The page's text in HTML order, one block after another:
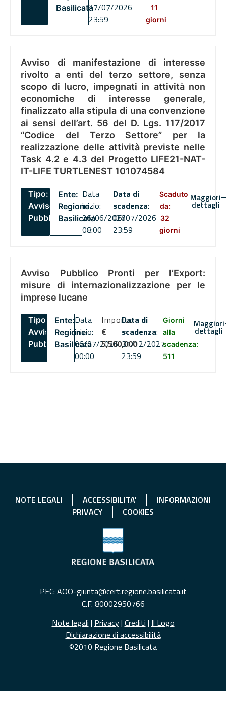
Basilicata27/07/2026
23:59
11
giorni
Avviso di manifestazione di interesse
rivolto a enti del terzo settore, senza
scopo di lucro, impegnati in attività non
economiche di interesse generale,
finalizzato alla stipula di una convenzione
ai sensi dell’art. 56 del D. Lgs. 117/2017
“Codice del Terzo Settore” per la
realizzazione delle attività previste nelle
Task 4.2 e 4.3 del Progetto LIFE21-NAT-
IT-LIFE TURTLENEST 101074584
Tipo:
Avviso
Pubblico
Ente:
Regione
Basilicata
Data
inizio:
26/06/2026
08:00
Data di
scadenza:
06/07/2026
23:59
Scaduto
da:
32
giorni
Maggiori
dettagli
Avviso Pubblico Pronti per l’Export:
misure di internazionalizzazione per le
imprese lucane
Tipo:
Avviso
Pubblico
Ente:
Regione
Basilicata
Data
inizio:
06/07/2026
00:00
Importo
€
5,500,000
Data di
scadenza:
31/12/2027
23:59
Giorni
alla
scadenza:
511
Maggiori
dettagli
NOTE LEGALI ACCESSIBILITA'
INFORMAZIONI
PRIVACY
COOKIES
PEC: AOO-giunta@cert.regione.basilicata.it
C.F. 80002950766
Note legali | Privacy| Crediti | Il Logo
Dichiarazione di accessibilità
©2010 Regione Basilicata